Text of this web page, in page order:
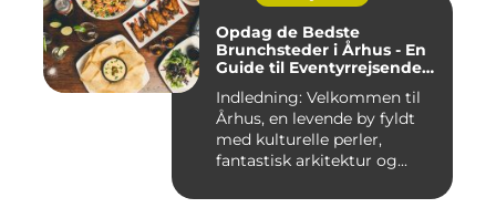
Opdag de Bedste
Brunchsteder i Århus - En
Guide til Eventyrrejsende
Indledning: Velkommen til
Århus, en levende by fyldt
med kulturelle perler,
fantastisk arkitektur og...